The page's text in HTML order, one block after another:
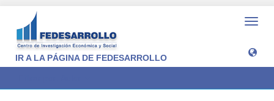
IR A LA PÁGINA DE FEDESARROLLO